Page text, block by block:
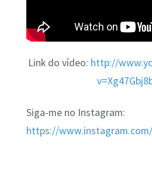
Link do vídeo: http://
Siga-me no Instagram:
https://